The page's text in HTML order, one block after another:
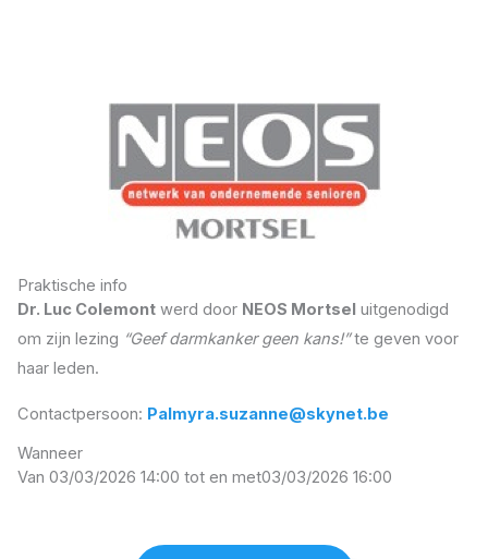
Praktische info
Dr. Luc Colemont werd door NEOS Mortsel uitgenodigd
om zijn lezing “Geef darmkanker geen kans!”te geven voor
haar leden.
Contactpersoon: Palmyra.suzanne@skynet.be
Wanneer
Van 03/03/2026 14:00 tot en met03/03/2026 16:00